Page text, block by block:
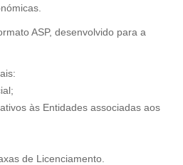
ASP, desenvolvido para a
às Entidades associadas aos
de Licenciamento.